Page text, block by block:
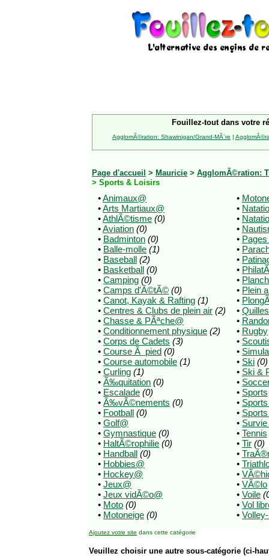
Fouillez-tout dans votre
AgglomÃ©ration: Shawinigan/Grand-MÃ¨re |
Page d'accueil > Mauricie > AgglomÃ©ration:
> Sports & Loisirs
•Animaux@
•Arts Martiaux@
•AthlÃ©tisme (0)
•Aviation (0)
• Badminton (0)
• Balle-molle (1)
• Baseball (2)
• Basketball (0)
• Camping (0)
• Camps d'Ã©tÃ© (0)
• Canot, Kayak & Rafting (1)
• Centres & Clubs de plein air (2)
• Chasse & PÃªche@
• Conditionnement physique (2)
• Corps de Cadets (3)
• Course Ã pied (0)
• Course automobile (1)
• Curling (1)
• Ã‰quitation (0)
• Escalade (0)
• Ã‰vÃ©nements (0)
• Football (0)
• Golf@
• Gymnastique (0)
• HaltÃ©rophilie (0)
• Handball (0)
• Hobbies@
• Hockey@
• Jeux@
• Jeux vidÃ©o@
• Moto (0)
• Motoneige (0)
•
•
•
•
•
•
•
•
•
• Plein
•
• Quilles
•
• Rugby
•
•
• Ski (0)
• Ski &
•
• Sports
•
•
• Survie
• Tennis
• Tir (0)
•
•
•
• VÃ©lo
• Voile
• Vol
•
Ajoutez votre site dans cette catégorie
Veuillez choisir une autre sous-catégorie (ci-